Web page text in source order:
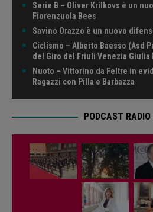
Serie B – Oliver Krilkovs è un
Fiorenzuola Bees
Savino Orazzo è un nuovo
Ciclismo – Alberto Baesso (Asd
del Giro del Friuli Venezia Giulia
Nuoto – Vittorino da Feltre in
Ragazzi con Pilla e Barbazza
PODCAST RADIO